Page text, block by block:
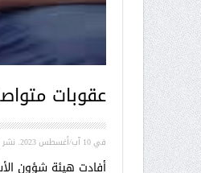
عقوبات
في10 آب/أغسطس 2023 .